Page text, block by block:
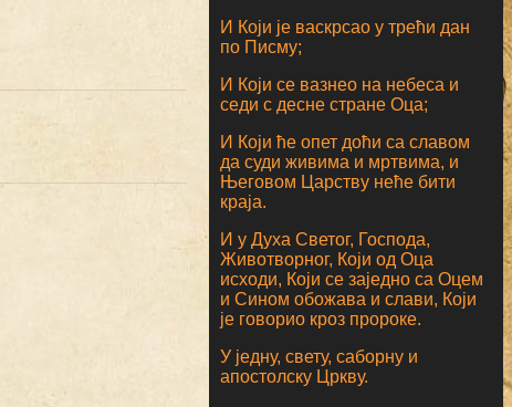
И Који је васкрсао у трећи дан
по Писму;
И Који се вазнео на небеса и
седи с десне стране Оца;
И Који ће опет доћи са славом
да суди живима и мртвима, и
Његовом Царству неће бити
краја.
И у Духа Светог, Господа,
Животворног, Који од Оца
исходи, Који се заједно са Оцем
и Сином обожава и слави, Који
је говорио кроз пророке.
У једну, свету, саборну и
апостолску Цркву.